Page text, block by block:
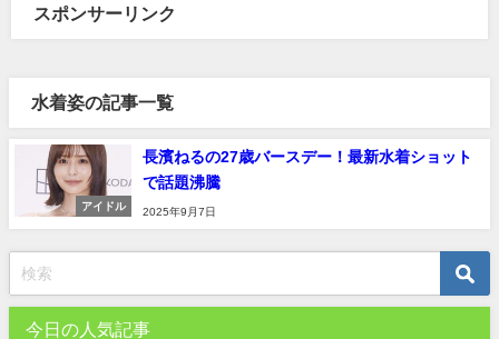
スポンサーリンク
水着姿の記事一覧
アイドル
長濱ねるの27歳バースデー！最新水着ショット
で話題沸騰
2025年9月7日
今日の人気記事